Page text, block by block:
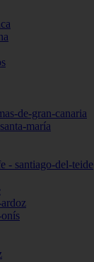
de-gran-canaria
maría
- santiago-del-teide